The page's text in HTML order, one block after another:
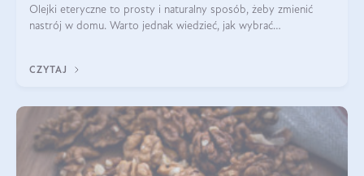
Olejki eteryczne to prosty i naturalny sposób, żeby zmienić
nastrój w domu. Warto jednak wiedzieć, jak wybrać
kryteria wyboru!
CZYTAJ